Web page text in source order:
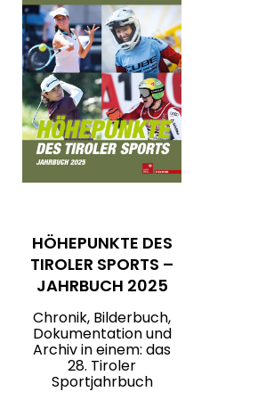
HÖHEPUNKTE DES
TIROLER SPORTS –
JAHRBUCH 2025
Chronik, Bilderbuch,
Dokumentation und
Archiv in einem: das
28. Tiroler
Sportjahrbuch